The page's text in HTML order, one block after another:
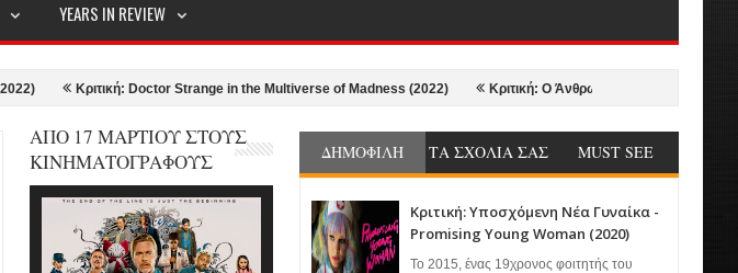
YEARS IN REVIEW
Κριτική: Doctor Strange in the Multiverse of Madness (2022) Κριτική: Ο Άνθρωπος απ' τον Βορρά - The
ΔΗΜΟΦΙΛΗ ΤΑ ΣΧΟΛΙΑ ΣΑΣ MUST SEE
Κριτική: Υποσχόμενη Νέα Γυναίκα -
Promising Young Woman (2020)
Το 2015, ένας 19χρονος φοιτητής του
ΑΠΟ 17 ΜΑΡΤΙΟΥ ΣΤΟΥΣ
ΚΙΝΗΜΑΤΟΓΡΑΦΟΥΣ